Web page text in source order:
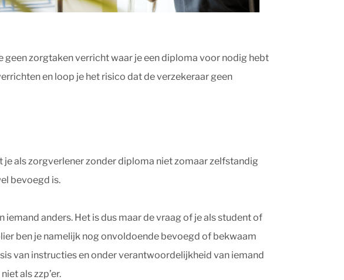
geen zorgtaken verricht waar je een diploma voor nodig hebt
en loop je het risico dat de verzekeraar geen
als zorgverlener zonder diploma niet zomaar zelfstandig
bevoegd is.
anders. Het is dus maar de vraag of je als student of
ben je namelijk nog onvoldoende bevoegd of bekwaam
van instructies en onder verantwoordelijkheid van iemand
als zzp’er.